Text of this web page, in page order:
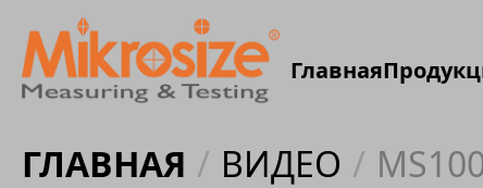
Главная
ГЛАВНАЯ / ВИДЕО /